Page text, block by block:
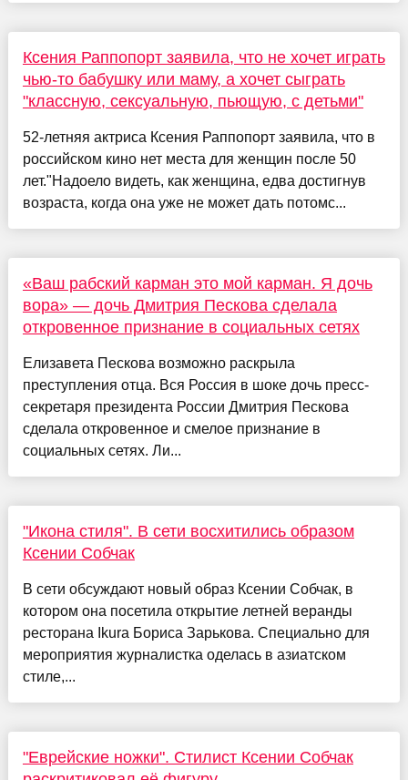
Ксения Раппопорт заявила, что не хочет играть
чью-то бабушку или маму, а хочет сыграть
"классную, сексуальную, пьющую, с детьми"
52-летняя актриса Ксения Раппопорт заявила, что в
российском кино нет места для женщин после 50
лет."Надоело видеть, как женщина, едва достигнув
возраста, когда она уже не может дать потомс...
«Ваш рабский карман это мой карман. Я дочь
вора» — дочь Дмитрия Пескова сделала
откровенное признание в социальных сетях
Елизавета Пескова возможно раскрыла
преступления отца. Вся Россия в шоке дочь пресс-
секретаря президента России Дмитрия Пескова
сделала откровенное и смелое признание в
социальных сетях. Ли...
"Икона стиля". В сети восхитились образом
Ксении Собчак
В сети обсуждают новый образ Ксении Собчак, в
котором она посетила открытие летней веранды
ресторана Ikura Бориса Зарькова. Специально для
мероприятия журналистка оделась в азиатском
стиле,...
"Еврейские ножки". Стилист Ксении Собчак